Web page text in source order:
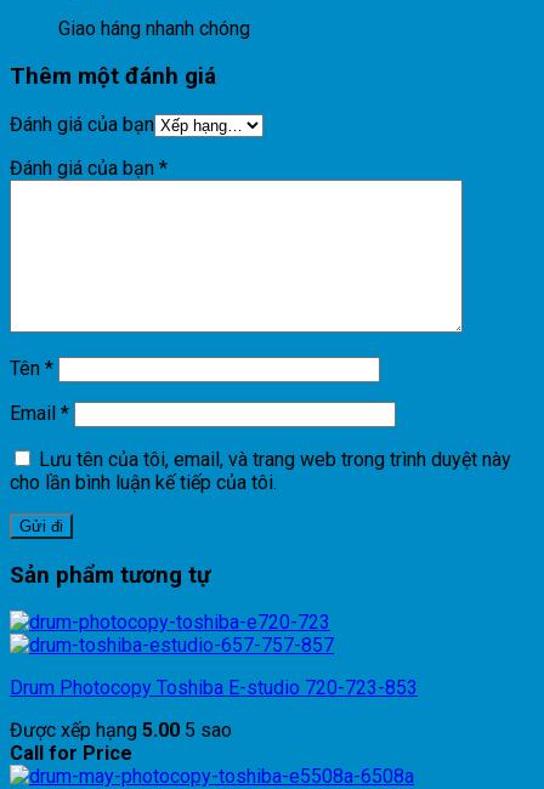
Giao háng nhanh chóng
Thêm một đánh giá
Đánh giá của bạn
Đánh giá của bạn *
Tên *
Email *
Lưu tên của tôi, email, và trang web trong trình duyệt này
cho lần bình luận kế tiếp của tôi.
Sản phẩm tương tự
Drum Photocopy Toshiba E-studio 720-723-853
Được xếp hạng 5.00 5 sao
Call for Price